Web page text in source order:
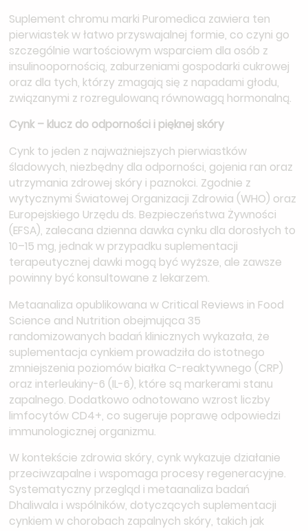
Suplement chromu marki Puromedica zawiera ten
pierwiastek w łatwo przyswajalnej formie, co czyni go
szczególnie wartościowym wsparciem dla osób z
insulinoopornością, zaburzeniami gospodarki cukrowej
oraz dla tych, którzy zmagają się z napadami głodu,
związanymi z rozregulowaną równowagą hormonalną.
Cynk – klucz do odporności i pięknej skóry
Cynk to jeden z najważniejszych pierwiastków
śladowych, niezbędny dla odporności, gojenia ran oraz
utrzymania zdrowej skóry i paznokci. Zgodnie z
wytycznymi Światowej Organizacji Zdrowia (WHO) oraz
Europejskiego Urzędu ds. Bezpieczeństwa Żywności
(EFSA), zalecana dzienna dawka cynku dla dorosłych to
10–15 mg, jednak w przypadku suplementacji
terapeutycznej dawki mogą być wyższe, ale zawsze
powinny być konsultowane z lekarzem.
Metaanaliza opublikowana w Critical Reviews in Food
Science and Nutrition obejmująca 35
randomizowanych badań klinicznych wykazała, że
suplementacja cynkiem prowadziła do istotnego
zmniejszenia poziomów białka C-reaktywnego (CRP)
oraz interleukiny-6 (IL-6), które są markerami stanu
zapalnego. Dodatkowo odnotowano wzrost liczby
limfocytów CD4+, co sugeruje poprawę odpowiedzi
immunologicznej organizmu.
W kontekście zdrowia skóry, cynk wykazuje działanie
przeciwzapalne i wspomaga procesy regeneracyjne.
Systematyczny przegląd i metaanaliza badań
Dhaliwala i wspólników, dotyczących suplementacji
cynkiem w chorobach zapalnych skóry, takich jak